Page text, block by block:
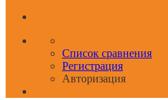
Список сравнения
Регистрация
Авторизация